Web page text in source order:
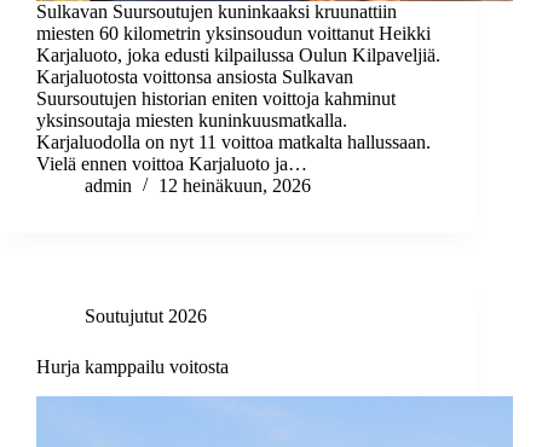
Sulkavan Suursoutujen kuninkaaksi kruunattiin
miesten 60 kilometrin yksinsoudun voittanut Heikki
Karjaluoto, joka edusti kilpailussa Oulun Kilpaveljiä.
Karjaluotosta voittonsa ansiosta Sulkavan
Suursoutujen historian eniten voittoja kahminut
yksinsoutaja miesten kuninkuusmatkalla.
Karjaluodolla on nyt 11 voittoa matkalta hallussaan.
Vielä ennen voittoa Karjaluoto ja…
admin
12 heinäkuun, 2026
Soutujutut 2026
Hurja kamppailu voitosta